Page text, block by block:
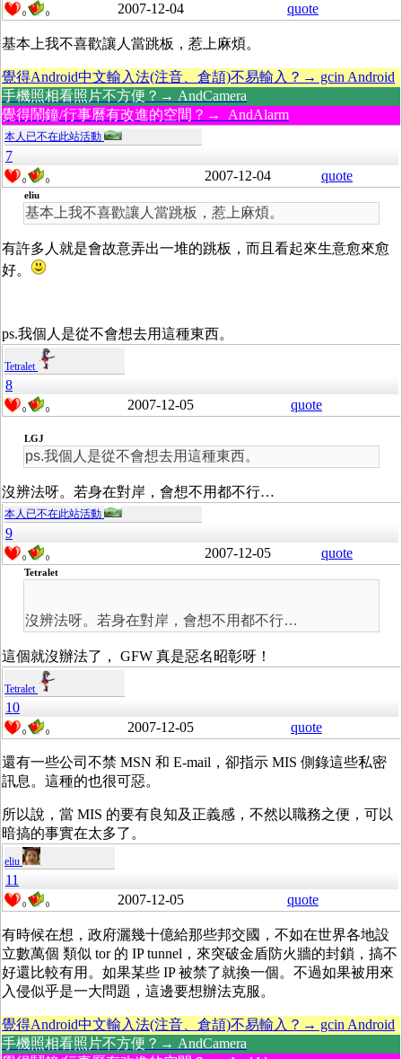
0 0 2007-12-04 quote
基本上我不喜歡讓人當跳板，惹上麻煩。
覺得Android中文輸入法(注音、倉頡)不易輸入？→ gcin Android
手機照相看照片不方便？→ AndCamera
覺得鬧鐘/行事曆有改進的空間？→ AndAlarm
本人已不在此站活動
7
0 0 2007-12-04 quote
eliu
基本上我不喜歡讓人當跳板，惹上麻煩。
有許多人就是會故意弄出一堆的跳板，而且看起來生意愈來愈
好。
ps.我個人是從不會想去用這種東西。
Tetralet
8
0 0 2007-12-05 quote
LGJ
ps.我個人是從不會想去用這種東西。
沒辨法呀。若身在對岸，會想不用都不行…
本人已不在此站活動
9
0 0 2007-12-05 quote
Tetralet
沒辨法呀。若身在對岸，會想不用都不行…
這個就沒辦法了， GFW 真是惡名昭彰呀！
Tetralet
10
0 0 2007-12-05 quote
還有一些公司不禁 MSN 和 E-mail，卻指示 MIS 側錄這些私密
訊息。這種的也很可惡。
所以說，當 MIS 的要有良知及正義感，不然以職務之便，可以
暗搞的事實在太多了。
eliu
11
0 0 2007-12-05 quote
有時候在想，政府灑幾十億給那些邦交國，不如在世界各地設
立數萬個 類似 tor 的 IP tunnel，來突破金盾防火牆的封鎖，搞不
好還比較有用。如果某些 IP 被禁了就換一個。不過如果被用來
入侵似乎是一大問題，這邊要想辦法克服。
覺得Android中文輸入法(注音、倉頡)不易輸入？→ gcin Android
手機照相看照片不方便？→ AndCamera